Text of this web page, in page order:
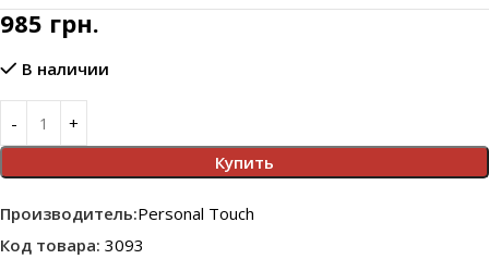
985 грн.
В наличии
Купить
Производитель:Personal Touch
Код товара: 3093